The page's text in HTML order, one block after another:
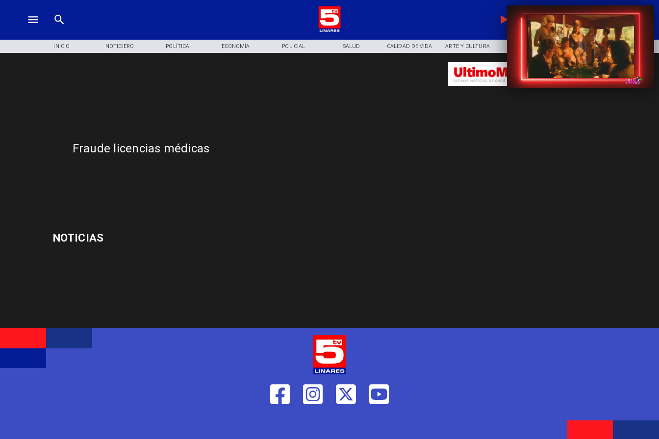
EN VIVO
INICIO NOTICIERO POLÍTICA ECONOMÍA POLICIAL SALUD CALIDAD DE VIDA ARTE Y CULTURA COMUNIDAD DEPORTES
Fraude licencias médicas
NOTICIAS